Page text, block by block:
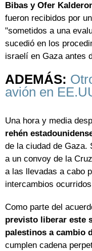
Bibas y Ofer
fueron recibidos por
"sometidos a una
sucedió en los
israelí en Gaza antes
ADEMÁS:
avión en
Una hora y media
rehén
de la ciudad de Gaza.
a un convoy de la
a las llevadas a cabo
intercambios
Como parte del
previsto liberar este
palestinos a cambio
cumplen cadena